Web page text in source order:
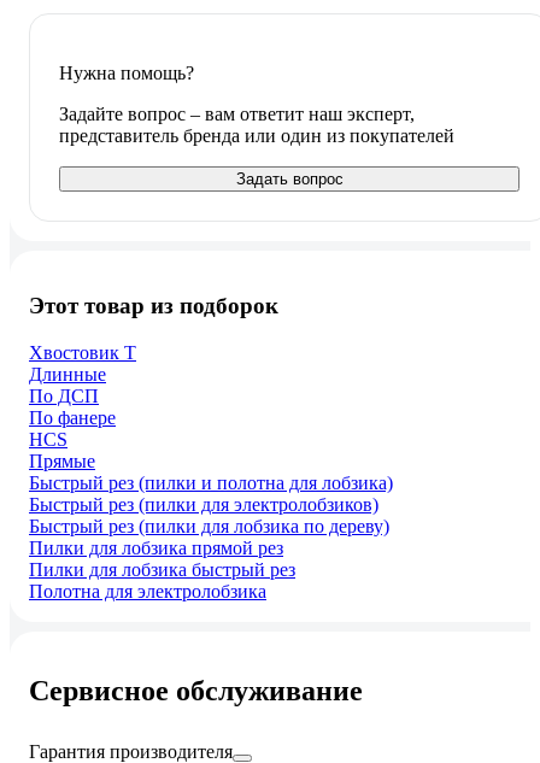
Нужна помощь?
Задайте вопрос – вам ответит наш эксперт,
представитель бренда или один из покупателей
Задать вопрос
Этот товар из подборок
Хвостовик Т
Длинные
По ДСП
По фанере
HСS
Прямые
Быстрый рез (пилки и полотна для лобзика)
Быстрый рез (пилки для электролобзиков)
Быстрый рез (пилки для лобзика по дереву)
Пилки для лобзика прямой рез
Пилки для лобзика быстрый рез
Полотна для электролобзика
Сервисное обслуживание
Гарантия производителя